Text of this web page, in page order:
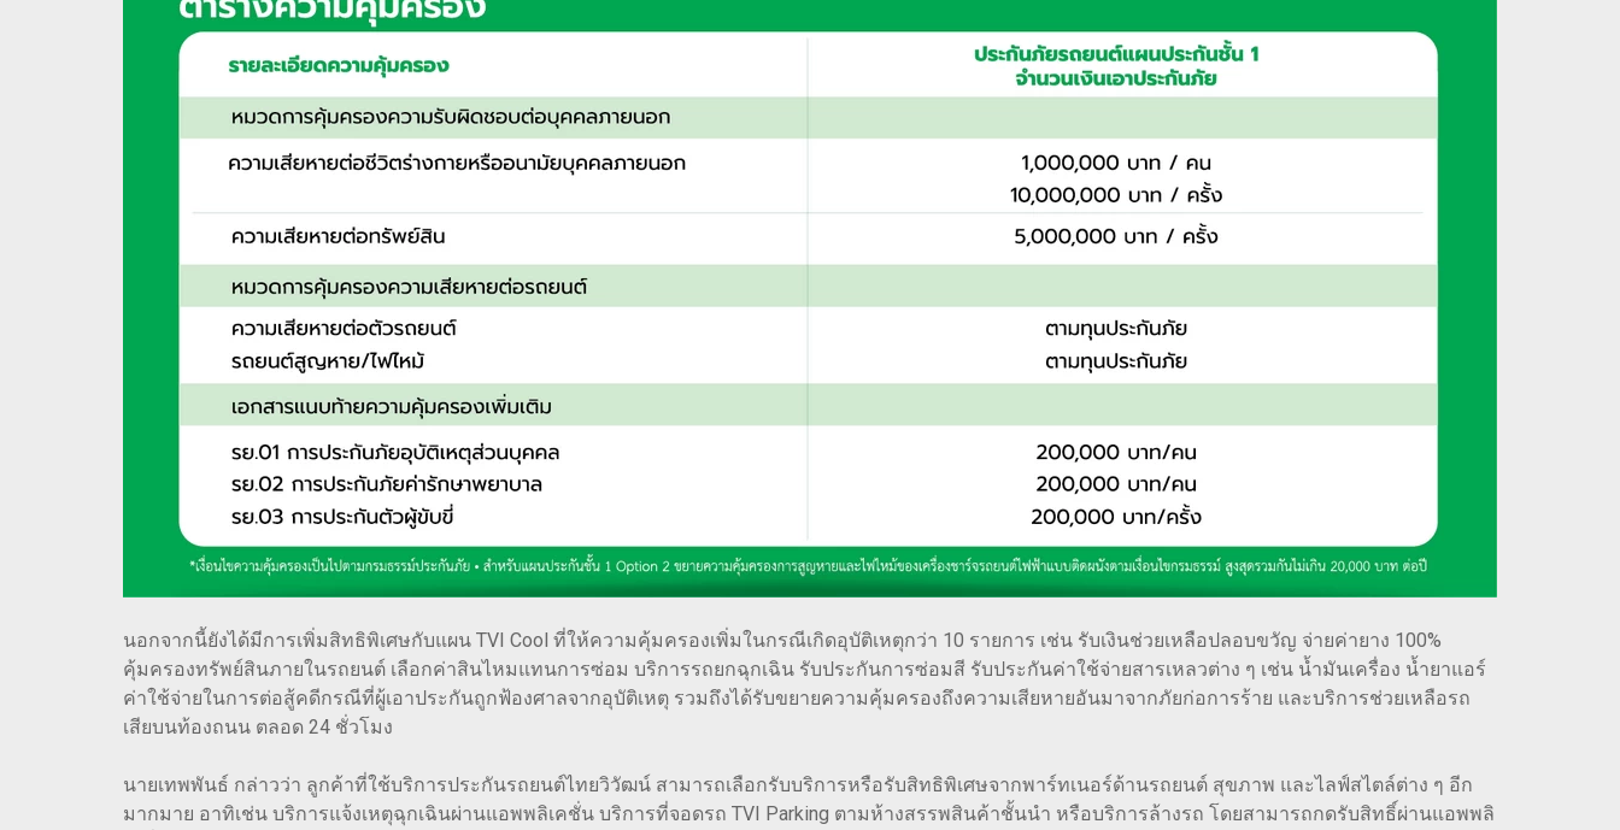
นอกจากนี้ยังได้มีการเพิ่มสิทธิพิเศษกับแผน TVI Cool ที่ให้ความคุ้มครองเพิ่มในกรณีเกิดอุบัติเหตุกว่า 10 รายการ เช่น รับเงินช่วยเหลือปลอบขวัญ จ่ายค่ายาง 100%
คุ้มครองทรัพย์สินภายในรถยนต์ เลือกค่าสินไหมแทนการซ่อม บริการรถยกฉุกเฉิน รับประกันการซ่อมสี รับประกันค่าใช้จ่ายสารเหลวต่าง ๆ เช่น น้ำมันเครื่อง น้ำยาแอร์
ค่าใช้จ่ายในการต่อสู้คดีกรณีที่ผู้เอาประกันถูกฟ้องศาลจากอุบัติเหตุ รวมถึงได้รับขยายความคุ้มครองถึงความเสียหายอันมาจากภัยก่อการร้าย และบริการช่วยเหลือรถ
เสียบนท้องถนน ตลอด 24 ชั่วโมง
นายเทพพันธ์ กล่าวว่า ลูกค้าที่ใช้บริการประกันรถยนต์ไทยวิวัฒน์ สามารถเลือกรับบริการหรือรับสิทธิพิเศษจากพาร์ทเนอร์ด้านรถยนต์ สุขภาพ และไลฟ์สไตล์ต่าง ๆ อีก
มากมาย อาทิเช่น บริการแจ้งเหตุฉุกเฉินผ่านแอพพลิเคชั่น บริการที่จอดรถ TVI Parking ตามห้างสรรพสินค้าชั้นนำ หรือบริการล้างรถ โดยสามารถกดรับสิทธิ์ผ่านแอพพลิ